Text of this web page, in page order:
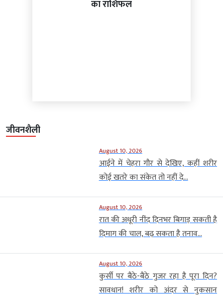
का राशिफल
जीवनशैली
August 10, 2026
आईने में चेहरा गौर से देखिए, कहीं शरीर
कोई खतरे का संकेत तो नहीं दे...
August 10, 2026
रात की अधूरी नींद दिनभर बिगाड़ सकती है
दिमाग की चाल, बढ़ सकता है तनाव...
August 10, 2026
कुर्सी पर बैठे-बैठे गुजर रहा है पूरा दिन?
सावधान! शरीर को अंदर से नुकसान